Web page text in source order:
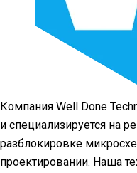
Компания Well Done
и специализируется на
разблокировке
проектировании. Наша